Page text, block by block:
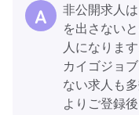
非公開求人
を出さない
人になりま
カイゴジョ
ない求人も
よりご登録